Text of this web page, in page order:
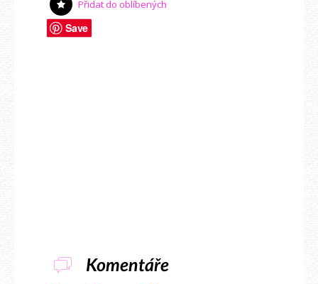
Přidat do oblíbených
Save
Komentáře